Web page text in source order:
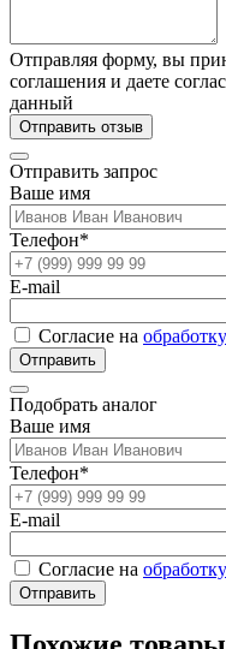
Отправляя форму, вы
соглашения и даете
данный
Отправить отзыв
Отправить запрос
Ваше имя
Телефон*
E-mail
Согласие на
Отправить
Подобрать аналог
Ваше имя
Телефон*
E-mail
Согласие на
Отправить